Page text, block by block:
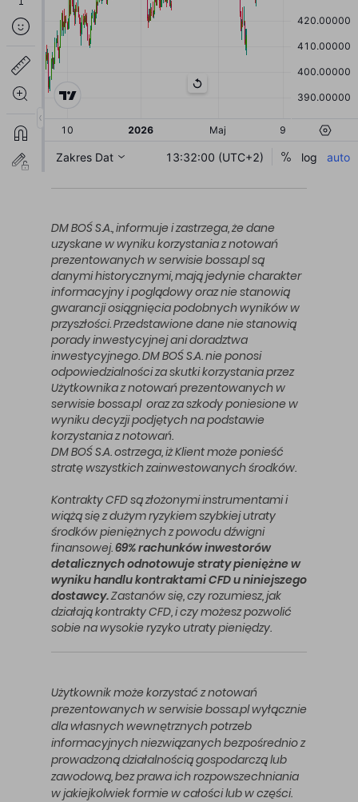
DM BOŚ S.A., informuje i zastrzega, że dane
uzyskane w wyniku korzystania z notowań
prezentowanych w serwisie bossa.pl są
danymi historycznymi, mają jedynie charakter
informacyjny i poglądowy oraz nie stanowią
gwarancji osiągnięcia podobnych wyników w
przyszłości. Przedstawione dane nie stanowią
porady inwestycyjnej ani doradztwa
inwestycyjnego. DM BOŚ S.A. nie ponosi
odpowiedzialności za skutki korzystania przez
Użytkownika z notowań prezentowanych w
serwisie bossa.pl oraz za szkody poniesione w
wyniku decyzji podjętych na podstawie
korzystania z notowań.
DM BOŚ S.A. ostrzega, iż Klient może ponieść
stratę wszystkich zainwestowanych środków.
Kontrakty CFD są złożonymi instrumentami i
wiążą się z dużym ryzykiem szybkiej utraty
środków pieniężnych z powodu dźwigni
finansowej.69% rachunków inwestorów
detalicznych odnotowuje straty pieniężne w
wyniku handlu kontraktami CFD u niniejszego
dostawcy.Zastanów się, czy rozumiesz, jak
działają kontrakty CFD, i czy możesz pozwolić
sobie na wysokie ryzyko utraty pieniędzy.
Użytkownik może korzystać z notowań
prezentowanych w serwisie bossa.pl wyłącznie
dla własnych wewnętrznych potrzeb
informacyjnych niezwiązanych bezpośrednio z
prowadzoną działalnością gospodarczą lub
zawodową, bez prawa ich rozpowszechniania
w jakiejkolwiek formie w całości lub w części.